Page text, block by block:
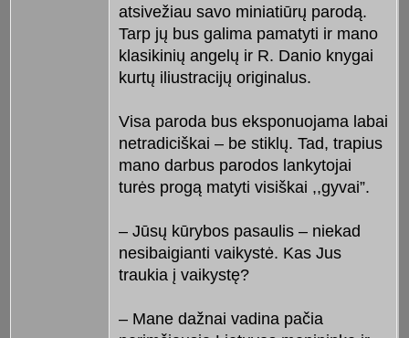
atsivežiau savo miniatiūrų parodą.
Tarp jų bus galima pamatyti ir mano
klasikinių angelų ir R. Danio knygai
kurtų iliustracijų originalus.
Visa paroda bus eksponuojama labai
netradiciškai – be stiklų. Tad, trapius
mano darbus parodos lankytojai
turės progą matyti visiškai ,,gyvai”.
– Jūsų kūrybos pasaulis – niekad
nesibaigianti vaikystė. Kas Jus
traukia į vaikystę?
– Mane dažnai vadina pačia